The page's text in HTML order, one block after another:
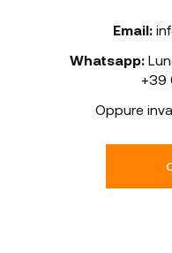
Email:
Whatsapp:
+39
Oppure